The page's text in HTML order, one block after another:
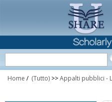
Home / (Tutto) >>Appalti pubblici -